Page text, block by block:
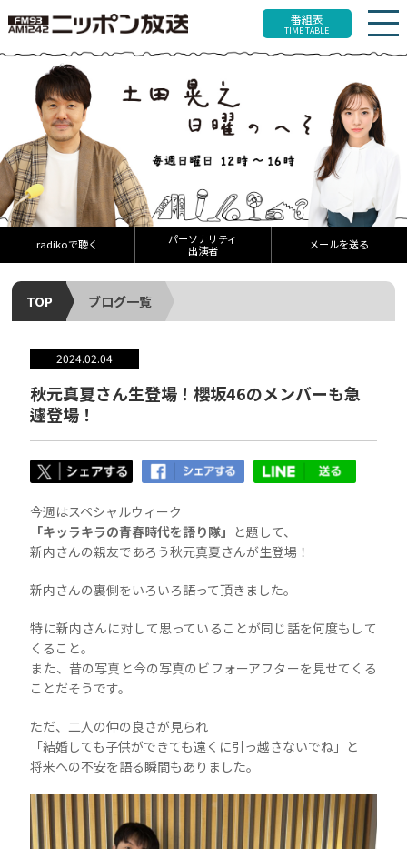
番組表
TIME TABLE
radikoで聴く
パーソナリティ
出演者
メールを送る
TOP ブログ一覧
2024.02.04
秋元真夏さん生登場！櫻坂46のメンバーも急
遽登場！
今週はスペシャルウィーク
「キッラキラの青春時代を語り隊」 と題して、
新内さんの親友であろう秋元真夏さんが生登場！
新内さんの裏側をいろいろ語って頂きました。
特に新内さんに対して思っていることが同じ話を何度もして
くること。
また、昔の写真と今の写真のビフォーアフターを見せてくる
ことだそうです。
ただ、二人の仲の良さが見られ
「結婚しても子供ができても遠くに引っ越さないでね」と
将来への不安を語る瞬間もありました。